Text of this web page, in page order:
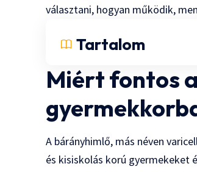
választani, hogyan működik,
Tartalom
Miért fontos
A bárányhimlő, más néven
és kisiskolás korú gyermekeket